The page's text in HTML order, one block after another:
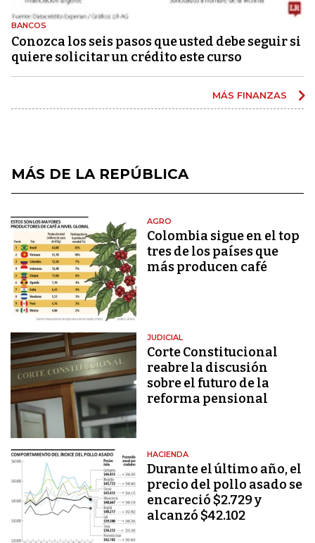
BANCOS
Conozca los seis pasos que usted debe seguir si
quiere solicitar un crédito este curso
MÁS FINANZAS
MÁS DE LA REPÚBLICA
AGRO
Colombia sigue en el top
tres de los países que
más producen café
JUDICIAL
Corte Constitucional
reabre la discusión
sobre el futuro de la
reforma pensional
HACIENDA
Durante el último año, el
precio del pollo asado se
encareció $2.729 y
alcanzó $42.102